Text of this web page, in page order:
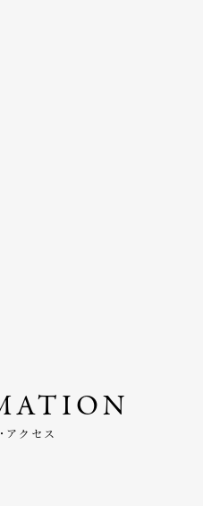
アクセス